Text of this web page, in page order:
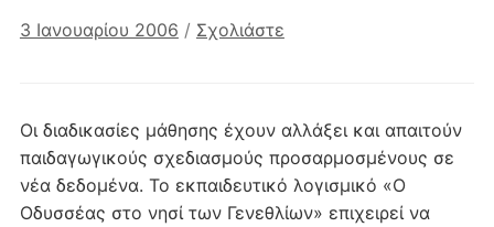
3 Ιανουαρίου 2006 / Σχολιάστε
Οι διαδικασίες μάθησης έχουν αλλάξει και απαιτούν
παιδαγωγικούς σχεδιασμούς προσαρμοσμένους σε
νέα δεδομένα. Το εκπαιδευτικό λογισμικό «Ο
Οδυσσέας στο νησί των Γενεθλίων» επιχειρεί να